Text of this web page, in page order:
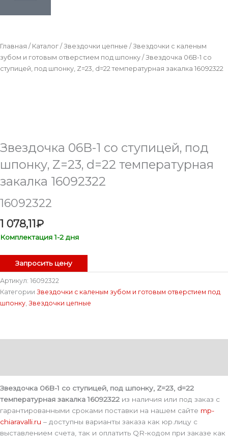
Главная / Каталог /Звездочки цепные /Звездочки с каленым
зубом и готовым отверстием под шпонку / Звездочка 06B-1 со
ступицей, под шпонку, Z=23, d=22 температурная закалка 16092322
Звездочка 06B-1 со ступицей, под
шпонку, Z=23, d=22 температурная
закалка 16092322
16092322
1 078,11₽
Комплектация 1-2 дня
Запросить цену
Артикул: 16092322
Категории Звездочки с каленым зубом и готовым отверстием под
шпонку, Звездочки цепные
Звездочка 06B-1 со ступицей, под шпонку, Z=23, d=22
температурная закалка 16092322 из наличия или под заказ с
гарантированными сроками поставки на нашем сайте mp-
chiaravalli.ru – доступны варианты заказа как юр.лицу с
выставлением счета, так и оплатить QR-кодом при заказе как